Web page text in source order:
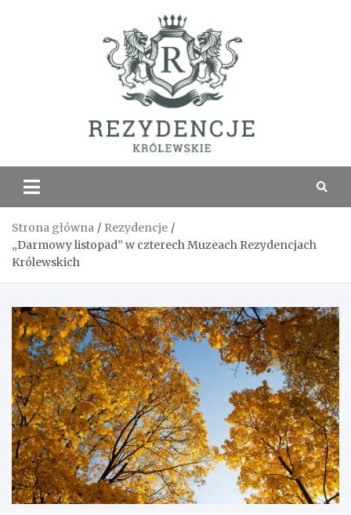
Strona główna
Rezydencje
„Darmowy listopad” w czterech Muzeach Rezydencjach
Królewskich